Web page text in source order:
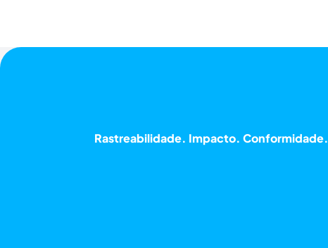
Rastreabilidade. Impacto. Conformidade.